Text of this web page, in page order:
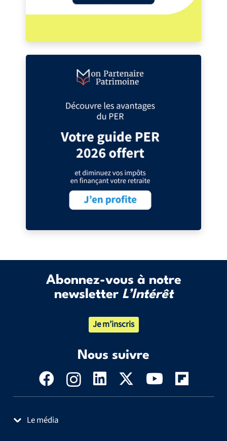
Abonnez-vous à notre
newsletter L’Intérêt
Je m’inscris
Nous suivre
Le média